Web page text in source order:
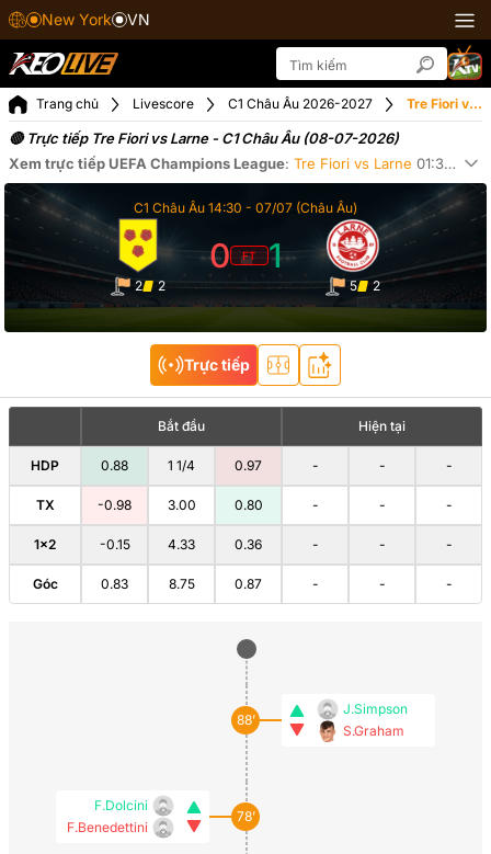
New York VN
Trang chủ Livescore C1 Châu Âu 2026-2027 Tre Fiori vs Larne ngày 08-07-2026
🔴 Trực tiếp Tre Fiori vs Larne - C1 Châu Âu (08-07-2026)
Xem trực tiếp UEFA Champions League: Tre Fiori vs Larne 01:30
C1 Châu Âu 14:30 - 07/07 (Châu Âu)
2 2
0 FT 1
5 2
Trực tiếp
Bắt đầu Hiện tại
HDP 0.88 1 1/4 0.97 - - -
TX -0.98 3.00 0.80 - - -
1×2 -0.15 4.33 0.36 - - -
Góc 0.83 8.75 0.87 - - -
88’
J.Simpson
S.Graham
F.Dolcini
F.Benedettini
78’